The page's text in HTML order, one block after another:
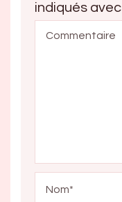
indiqués avec